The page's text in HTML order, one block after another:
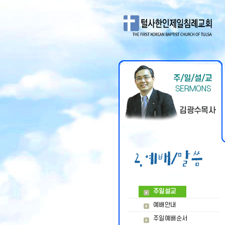
주일설교
예배안내
주일예배순서